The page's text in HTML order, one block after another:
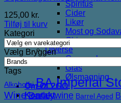
Spiritus
Cider
Likør
Most og
Chips
Diverse
Gaveæsker og
Glas
Ølsmagning
Om ØL2GO
Kontakt
125,00 kr.
Tilføj til kurv
Kategori
Vælg Bryggeri
Tags
Alkoholfri BA Imperial
Wine Barleywine Barrel Aged